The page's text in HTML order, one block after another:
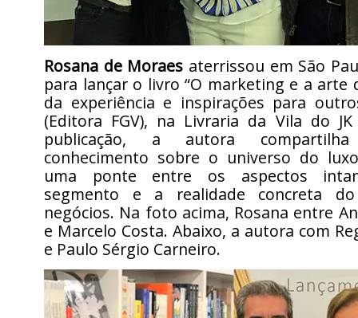
Rosana de Moraes aterrissou em São
para lançar o livro “O marketing e a arte
da experiência e inspirações para
(Editora FGV), na Livraria da Vila do
publicação, a autora
conhecimento sobre o universo do
uma ponte entre os aspectos
segmento e a realidade concreta
negócios. Na foto acima, Rosana entre
e Marcelo Costa. Abaixo, a autora com
e Paulo Sérgio Carneiro.